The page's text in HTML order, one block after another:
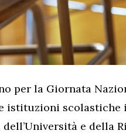
per la Giornata
istituzioni scolastiche
e della